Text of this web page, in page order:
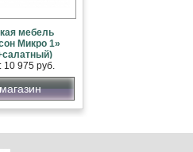
мебель
Микро 1»
10 975 руб.